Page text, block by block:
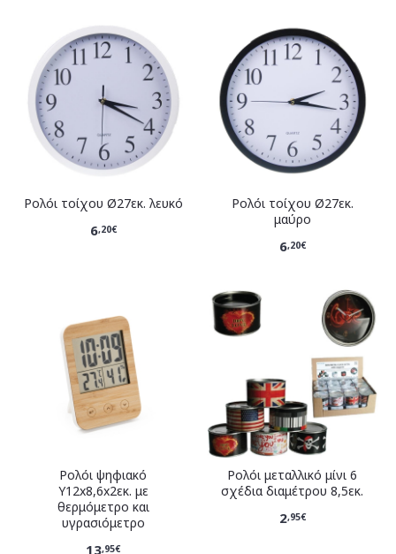
Ρολόι τοίχου Ø27εκ. λευκό
6,20€
Ρολόι τοίχου Ø27εκ.
μαύρο
6,20€
Ρολόι ψηφιακό
Y12x8,6x2εκ. με
θερμόμετρο και
υγρασιόμετρο
13,95€
Ρολόι μεταλλικό μίνι 6
σχέδια διαμέτρου 8,5εκ.
2,95€